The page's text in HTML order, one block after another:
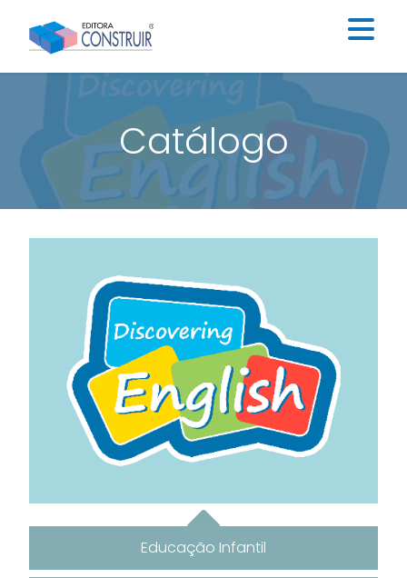
Institucional
Catálogo
Educação Infantil
Ensino Fundamental I
Contato
Construir Digital
Catálogo
Educação Infantil